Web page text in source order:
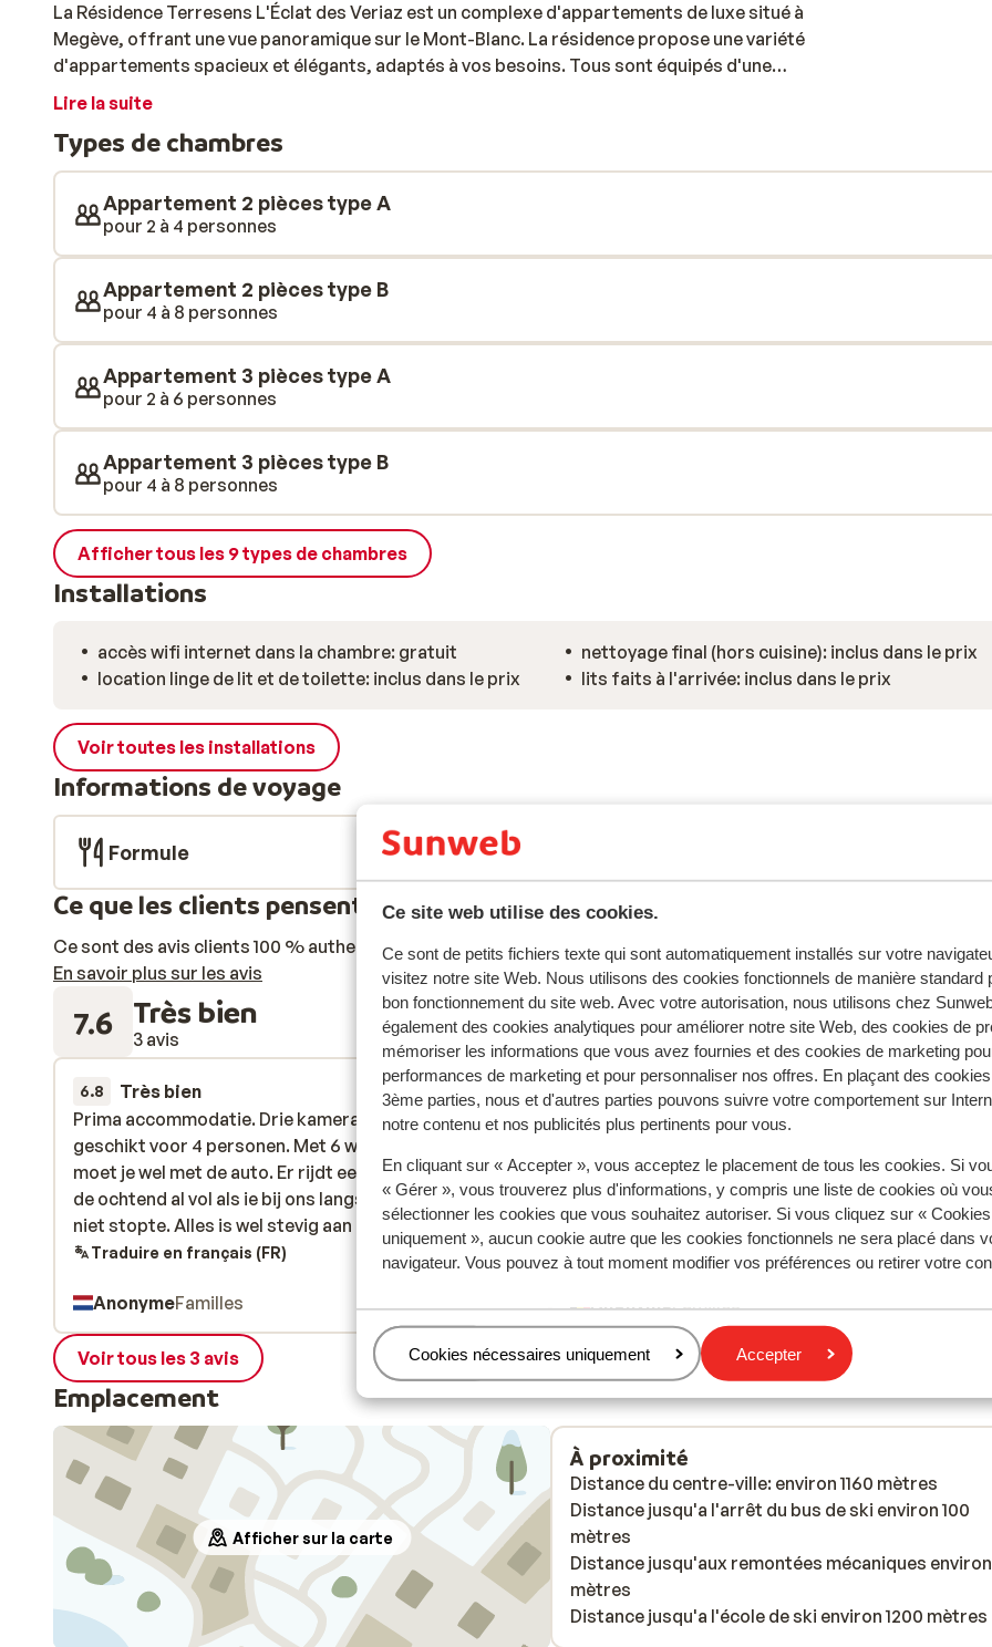
Ce site web utilise des cookies.
Ce sont de petits fichiers texte qui sont automatiquement installés sur votre
visitez notre site Web. Nous utilisons des cookies fonctionnels de manière standard
bon fonctionnement du site web. Avec votre autorisation, nous utilisons chez
également des cookies analytiques pour améliorer notre site Web, des cookies de
mémoriser les informations que vous avez fournies et des cookies de marketing
performances de marketing et pour personnaliser nos offres. En plaçant des
3ème parties, nous et d'autres parties pouvons suivre votre comportement sur
notre contenu et nos publicités plus pertinents pour vous.
En cliquant sur « Accepter », vous acceptez le placement de tous les cookies. Si
« Gérer », vous trouverez plus d'informations, y compris une liste de cookies où
sélectionner les cookies que vous souhaitez autoriser. Si vous cliquez sur «
uniquement », aucun cookie autre que les cookies fonctionnels ne sera placé dans
navigateur. Vous pouvez à tout moment modifier vos préférences ou retirer votre
Gérer
Cookies nécessaires uniquement Accepter
La Résidence Terresens L'Éclat des Veriaz est un complexe d'appartements de luxe situé à
Megève, offrant une vue panoramique sur le Mont-Blanc. La résidence propose une variété
d'appartements spacieux et élégants, adaptés à vos besoins. Tous sont équipés d'une
kitchenette pratique, d'un balcon ou d'une terrasse où vous pourrez profiter du soleil hivernal et
sport, ainsi qu'aux piscines chauffées, intérieure et extérieure, ou encore, à des installations
spa & bien-être. Vous pourrez ainsi vous détendre et vous réchauffer après une journée
inoubliable de ski sur les pistes enneigées.
Lire la suite
Types de chambres
Appartement 2 pièces type A
pour 2 à 4 personnes
Appartement 2 pièces type B
pour 4 à 8 personnes
Appartement 3 pièces type A
pour 2 à 6 personnes
Appartement 3 pièces type B
pour 4 à 8 personnes
Afficher tous les 9 types de chambres
Installations
accès wifi internet dans la chambre: gratuit
location linge de lit et de toilette: inclus dans le prix
nettoyage final (hors cuisine): inclus dans le prix
lits faits à l'arrivée: inclus dans le prix
Voir toutes les installations
Informations de voyage
Formule
Ce que les clients pensent
Ce sont des avis clients 100 % authentiques qui reflètent fidèlement leur expérience avec notre produit.
En savoir plus sur les avis
7.6 Très bien
3 avis Réservé principalement par
6.8 Très bien
14 févr. 2026
Prima accommodatie. Drie kamerappartement zeer
geschikt voor 4 personen. Met 6 wel krap. Maar de lift
moet je wel met de auto. Er rijdt een bus maar die was in
de ochtend al vol als ie bij ons langsreed waardoor hij
niet stopte. Alles is wel stevig aan de prijs in Megeve.
Uit eten, lunchen, drankje, koffie etc. Wel een leuke
Prima accommodatie. Drie kamerappartement zeer
geschikt voor 4 personen. Met 6 wel krap. Maar de lift
moet je wel met de auto. Er rijdt een bus maar die was in
de ochtend al vol als ie bij ons langsreed waardoor hij
niet stopte. Alles is wel stevig aan de...plus
Traduire en français (FR)
AnonymeFamilles
7.6 Très bien
14 févr.
Alles was zeker in orde behalve de locatie, het is wel
centrum/pistes maar ik dacht gezien te hebben
een shuttlebus was tussen de accommodatie en de
pistes. Maar dat was het helaas niet, er is een bus
Megève zelf die om de 40min langs komt, voor
iedereen die verder gelegen is van de pistes. Met
andere woorden je geraakt er nooit op en we
dus altijd de auto genomen en ons aan de pistes
geparkeerd.
Alles was zeker in orde behalve de locatie, het is wel
centrum/pistes maar ik dacht gezien te hebben
een shuttlebus was tussen de accommodatie en de
pistes. Maar dat was het helaas niet, er is een bus
plus
AnonymeFamilles
Voir tous les 3 avis
Emplacement
Afficher sur la carte
À proximité
Distance du centre-ville: environ 1160 mètres
Distance jusqu'a l'arrêt du bus de ski environ 100
mètres
Distance jusqu'aux remontées mécaniques environ
mètres
Distance jusqu'a l'école de ski environ 1200 mètres